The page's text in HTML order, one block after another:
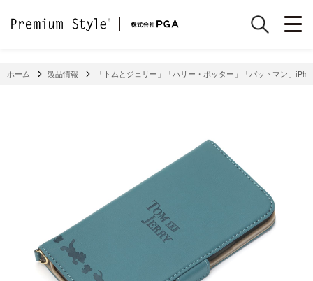
ホーム 製品情報 「トムとジェリー」「ハリー・ポッター」「バットマン」